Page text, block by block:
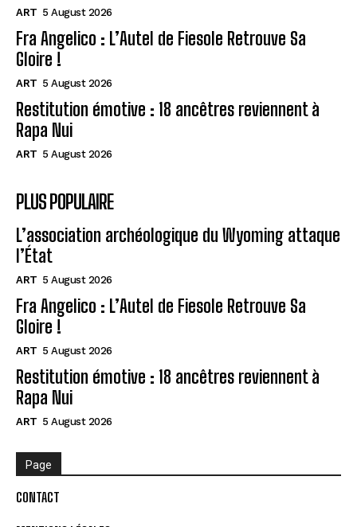
ART 5 August 2026
Fra Angelico : L’Autel de Fiesole Retrouve Sa
Gloire !
ART 5 August 2026
Restitution émotive : 18 ancêtres reviennent à
Rapa Nui
ART 5 August 2026
PLUS POPULAIRE
L’association archéologique du Wyoming attaque
l’État
ART 5 August 2026
Fra Angelico : L’Autel de Fiesole Retrouve Sa
Gloire !
ART 5 August 2026
Restitution émotive : 18 ancêtres reviennent à
Rapa Nui
ART 5 August 2026
Page
CONTACT